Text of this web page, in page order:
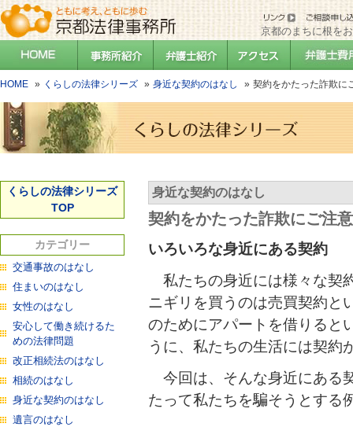
京都のまちに根を
HOME くらしの法律シリーズ 身近な契約のはなし 契約をかたった詐欺に
身近な契約のはなし
契約をかたった詐欺にご注
いろいろな身近にある契約
私たちの身近には様々な契
ニギリを買うのは売買契約と
のためにアパートを借りると
うに、私たちの生活には契約
今回は、そんな身近にある
たって私たちを騙そうとする
くらしの法律シリーズ
TOP
カテゴリー
交通事故のはなし
住まいのはなし
女性のはなし
安心して働き続けるた
めの法律問題
改正相続法のはなし
相続のはなし
身近な契約のはなし
遺言のはなし